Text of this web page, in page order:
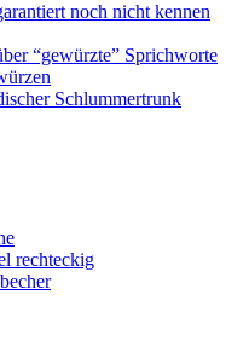
noch nicht kennen
“gewürzte” Sprichworte
Schlummertrunk
rechteckig